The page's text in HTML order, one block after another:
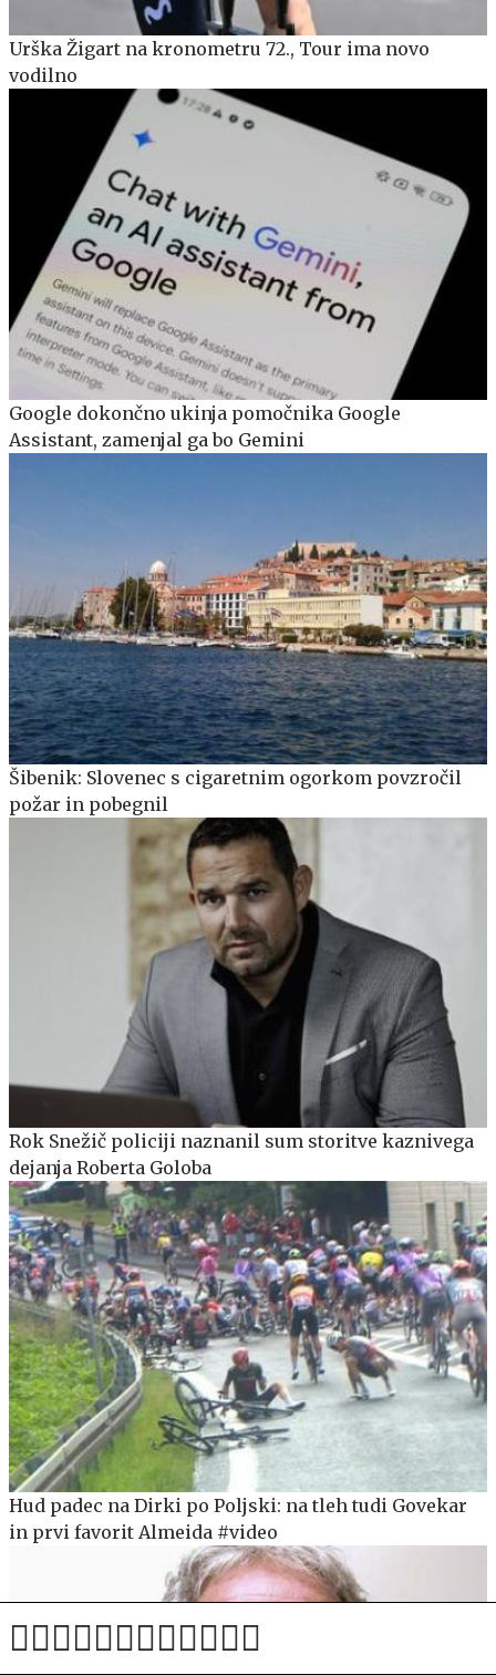
Urška Žigart na kronometru 72., Tour ima novo
vodilno
Google dokončno ukinja pomočnika Google
Assistant, zamenjal ga bo Gemini
Šibenik: Slovenec s cigaretnim ogorkom povzročil
požar in pobegnil
Rok Snežič policiji naznanil sum storitve kaznivega
dejanja Roberta Goloba
Hud padec na Dirki po Poljski: na tleh tudi Govekar
in prvi favorit Almeida #video